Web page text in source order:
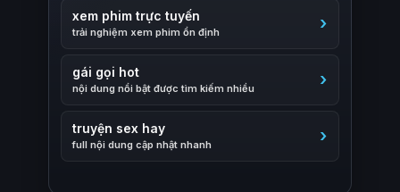
xem phim trực tuyến
trải nghiệm xem phim ổn định
gái gọi hot
nội dung nổi bật được tìm kiếm nhiều
truyện sex hay
full nội dung cập nhật nhanh